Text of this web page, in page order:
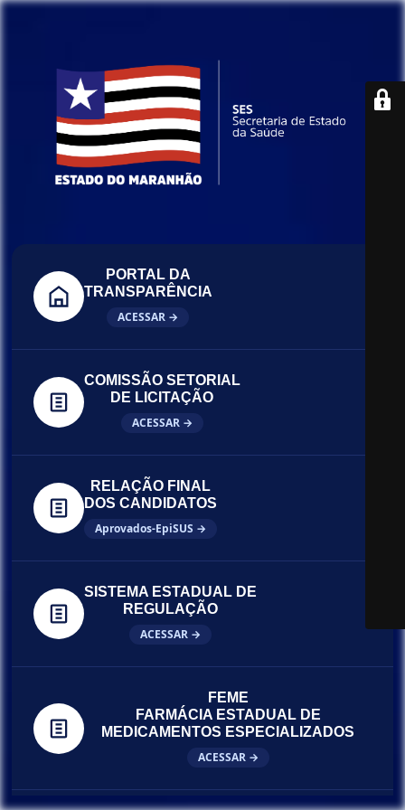
PORTAL DA
TRANSPARÊNCIA
ACESSAR →
COMISSÃO SETORIAL
DE LICITAÇÃO
ACESSAR →
RELAÇÃO FINAL
DOS CANDIDATOS
Aprovados-EpiSUS →
SISTEMA ESTADUAL DE
REGULAÇÃO
ACESSAR →
FEME
FARMÁCIA ESTADUAL DE
MEDICAMENTOS ESPECIALIZADOS
ACESSAR →